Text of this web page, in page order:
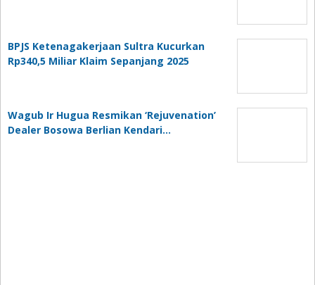
BPJS Ketenagakerjaan Sultra Kucurkan
Rp340,5 Miliar Klaim Sepanjang 2025
Wagub Ir Hugua Resmikan ‘Rejuvenation’
Dealer Bosowa Berlian Kendari…